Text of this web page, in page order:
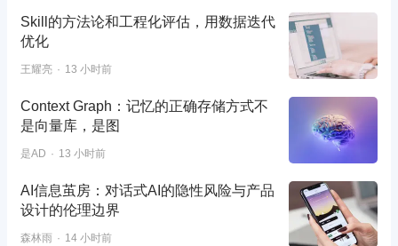
Skill的方法论和工程化评估，用数据迭代
优化
王耀亮 13 小时前
Context Graph：记忆的正确存储方式不
是向量库，是图
是AD 13 小时前
AI信息茧房：对话式AI的隐性风险与产品
设计的伦理边界
森林雨 14 小时前